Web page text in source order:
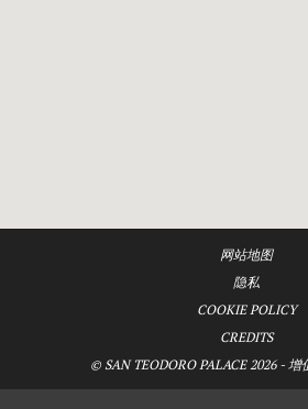
网站地图
隐私
COOKIE POLICY
CREDITS
© SAN TEODORO PALACE 2026 - 增